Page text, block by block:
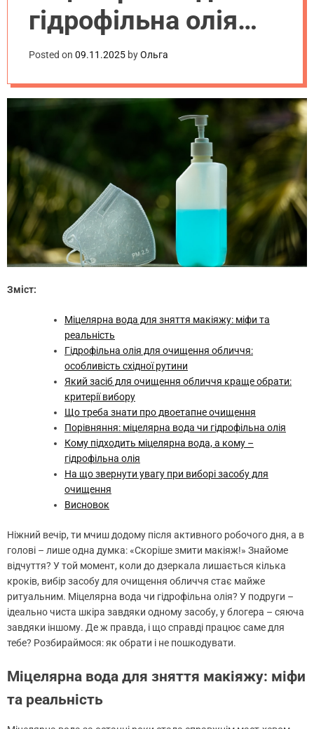
гідрофільна олія
для очищення
обличчя
Posted on 09.11.2025 byОльга
Зміст:
Міцелярна вода для зняття макіяжу: міфи та
реальність
Гідрофільна олія для очищення обличчя:
особливість східної рутини
Який засіб для очищення обличчя краще обрати:
критерії вибору
Що треба знати про двоетапне очищення
Порівняння: міцелярна вода чи гідрофільна олія
Кому підходить міцелярна вода, а кому –
гідрофільна олія
На що звернути увагу при виборі засобу для
очищення
Висновок
Ніжний вечір, ти мчиш додому після активного робочого дня, а в
голові – лише одна думка: «Скоріше змити макіяж!» Знайоме
відчуття? У той момент, коли до дзеркала лишається кілька
кроків, вибір засобу для очищення обличчя стає майже
ритуальним. Міцелярна вода чи гідрофільна олія? У подруги –
ідеально чиста шкіра завдяки одному засобу, у блогера – сяюча
завдяки іншому. Де ж правда, і що справді працює саме для
тебе? Розбираймося: як обрати і не пошкодувати.
Міцелярна вода для зняття макіяжу: міфи
та реальність